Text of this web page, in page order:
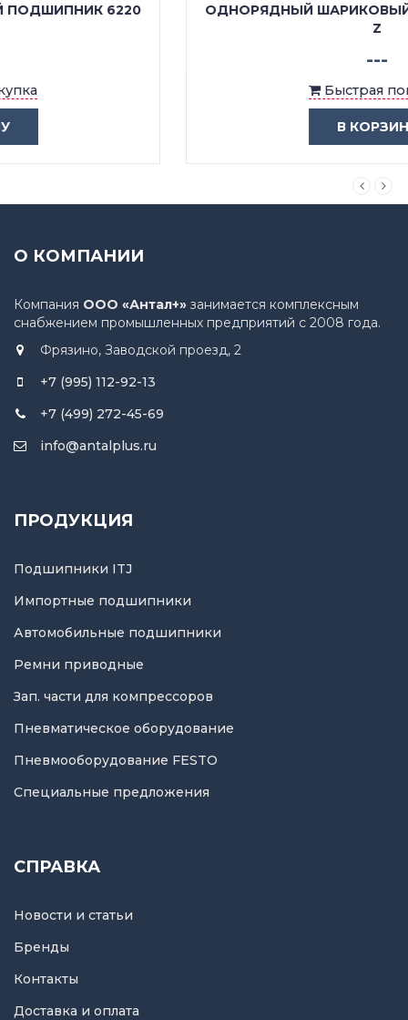
ОДНОРЯДНЫЙ ШАРИКОВЫЙ ПОДШИПНИК 6220
О КОМПАНИИ
Компания ООО «Антал+» занимается комплексным
снабжением промышленных предприятий с 2008 года.
Фрязино, Заводской проезд, 2
+7 (995) 112-92-13
+7 (499) 272-45-69
info@antalplus.ru
ПРОДУКЦИЯ
Подшипники ITJ
Импортные подшипники
Автомобильные подшипники
Ремни приводные
Зап. части для компрессоров
Пневматическое оборудование
Пневмооборудование FESTO
Специальные предложения
СПРАВКА
Новости и статьи
Бренды
Контакты
Доставка и оплата